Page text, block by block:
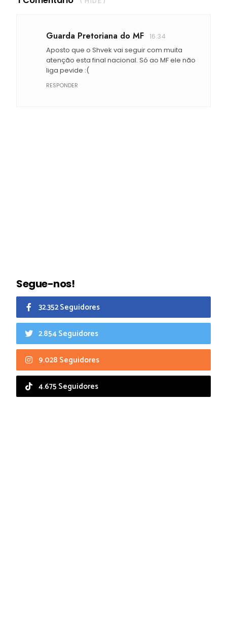
Guarda Pretoriana do MF 16:34
Aposto que o Shvek vai seguir com muita
atenção esta final nacional. Só ao MF ele não
liga pevide :(
RESPONDER
Segue-nos!
32.352 Seguidores
2.854 Seguidores
9.028 Seguidores
4.675 Seguidores